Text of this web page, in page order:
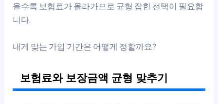
을수록 보험료가 올라가므로 균형 잡힌 선택이 필요합
니다.
내게 맞는 가입 기간은 어떻게 정할까요?
보험료와 보장금액 균형 맞추기